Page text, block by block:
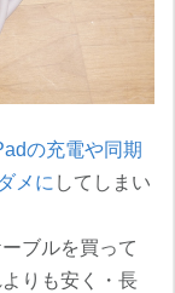
の充電や同期
メに してしまい
ブルを買って
りも安く・長